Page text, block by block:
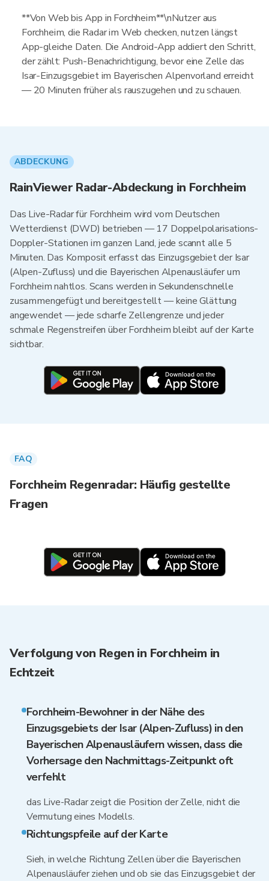
**Von Web bis App in Forchheim**\nNutzer aus
Forchheim, die Radar im Web checken, nutzen längst
App-gleiche Daten. Die Android-App addiert den Schritt,
der zählt: Push-Benachrichtigung, bevor eine Zelle das
Isar-Einzugsgebiet im Bayerischen Alpenvorland erreicht
— 20 Minuten früher als rauszugehen und zu schauen.
ABDECKUNG
RainViewer Radar-Abdeckung in Forchheim
Das Live-Radar für Forchheim wird vom Deutschen
Wetterdienst (DWD) betrieben — 17 Doppelpolarisations-
Doppler-Stationen im ganzen Land, jede scannt alle 5
Minuten. Das Komposit erfasst das Einzugsgebiet der Isar
(Alpen-Zufluss) und die Bayerischen Alpenausläufer um
Forchheim nahtlos. Scans werden in Sekundenschnelle
zusammengefügt und bereitgestellt — keine Glättung
angewendet — jede scharfe Zellengrenze und jeder
schmale Regenstreifen über Forchheim bleibt auf der Karte
sichtbar.
FAQ
Forchheim Regenradar: Häufig gestellte
Fragen
Verfolgung von Regen in Forchheim in
Echtzeit
Forchheim-Bewohner in der Nähe des
Einzugsgebiets der Isar (Alpen-Zufluss) in den
Bayerischen Alpenausläufern wissen, dass die
Vorhersage den Nachmittags-Zeitpunkt oft
verfehlt
das Live-Radar zeigt die Position der Zelle, nicht die
Vermutung eines Modells.
Richtungspfeile auf der Karte
Sieh, in welche Richtung Zellen über die Bayerischen
Alpenausläufer ziehen und ob sie das Einzugsgebiet der